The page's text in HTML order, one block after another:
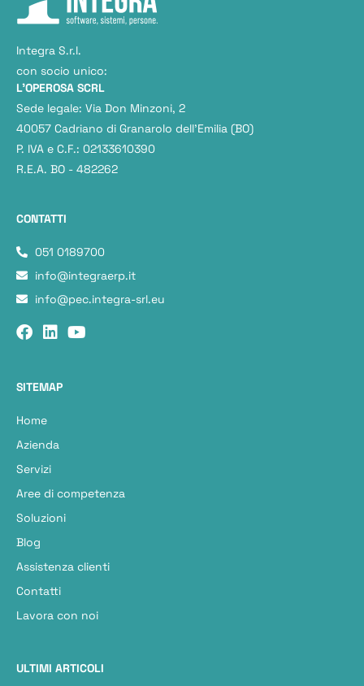
Integra S.r.l.
con socio unico:
L'OPEROSA SCRL
Sede legale: Via Don Minzoni, 2
40057 Cadriano di Granarolo dell’Emilia (BO)
P. IVA e C.F.: 02133610390
R.E.A. BO - 482262
CONTATTI
051 0189700
info@integraerp.it
info@pec.integra-srl.eu
SITEMAP
Home
Azienda
Servizi
Aree di competenza
Soluzioni
Blog
Assistenza clienti
Contatti
Lavora con noi
ULTIMI ARTICOLI